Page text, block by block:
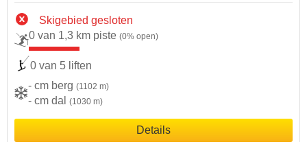
Skigebied gesloten
0 van 1,3 km piste (0% open)
0 van 5 liften
- cm berg (1102 m)
- cm dal (1030 m)
Details